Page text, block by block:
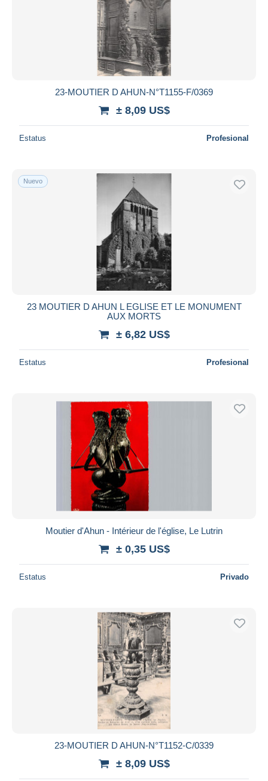
23-MOUTIER D AHUN-N°T1155-F/0369
± 8,09 US$
Estatus Profesional
Nuevo
23 MOUTIER D AHUN L EGLISE ET LE MONUMENT
AUX MORTS
± 6,82 US$
Estatus Profesional
Moutier d'Ahun - Intérieur de l'église, Le Lutrin
± 0,35 US$
Estatus Privado
23-MOUTIER D AHUN-N°T1152-C/0339
± 8,09 US$